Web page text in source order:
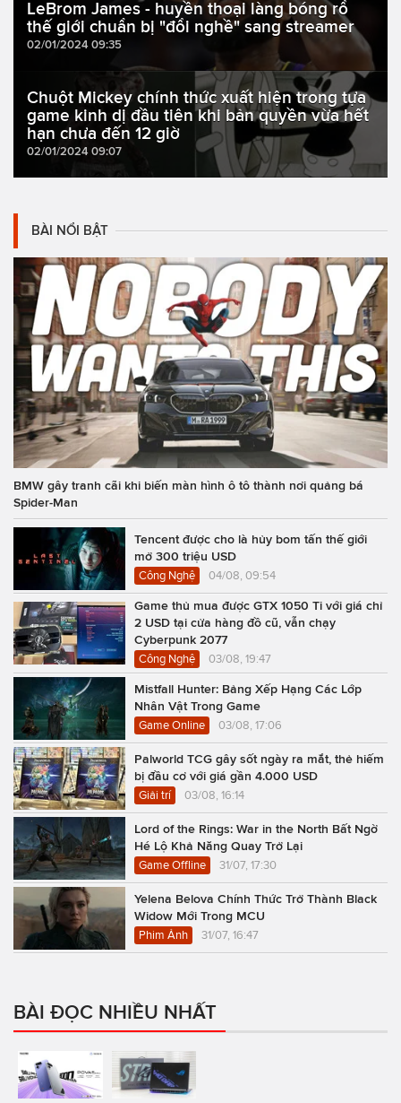
LeBrom James - huyền thoại làng bóng rổ
thế giới chuẩn bị "đổi nghề" sang streamer
02/01/2024 09:35
Chuột Mickey chính thức xuất hiện trong tựa
game kinh dị đầu tiên khi bản quyền vừa hết
hạn chưa đến 12 giờ
02/01/2024 09:07
BÀI NỔI BẬT
BMW gây tranh cãi khi biến màn hình ô tô thành nơi quảng bá
Spider-Man
Tencent được cho là hủy bom tấn thế giới
mở 300 triệu USD
Công Nghệ 04/08, 09:54
Game thủ mua được GTX 1050 Ti với giá chỉ
2 USD tại cửa hàng đồ cũ, vẫn chạy
Cyberpunk 2077
Công Nghệ 03/08, 19:47
Mistfall Hunter: Bảng Xếp Hạng Các Lớp
Nhân Vật Trong Game
Game Online 03/08, 17:06
Palworld TCG gây sốt ngày ra mắt, thẻ hiếm
bị đầu cơ với giá gần 4.000 USD
Giải trí 03/08, 16:14
Lord of the Rings: War in the North Bất Ngờ
Hé Lộ Khả Năng Quay Trở Lại
Game Offline 31/07, 17:30
Yelena Belova Chính Thức Trở Thành Black
Widow Mới Trong MCU
Phim Ảnh 31/07, 16:47
BÀI ĐỌC NHIỀU NHẤT